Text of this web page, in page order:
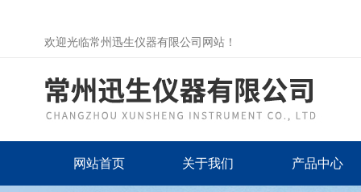
欢迎光临常州迅生仪器有限公司网站！
网站首页 关于我们 产品中心